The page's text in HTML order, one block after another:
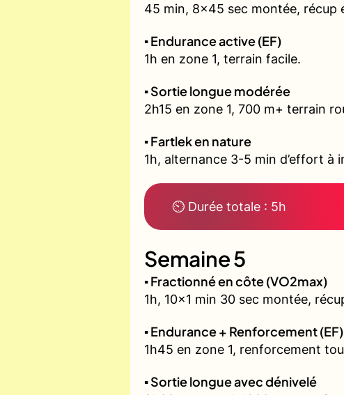
45 min, 8x45 sec montée, récup
▪️ Endurance active (EF)
1h en zone 1, terrain facile.
▪️ Sortie longue modérée
2h15 en zone 1, 700 m+ terrain
▪️ Fartlek en nature
1h, alternance 3-5 min d’effort à
⏲ Durée totale : 5h
Semaine 5
▪️ Fractionné en côte (VO2max)
1h, 10x1 min 30 sec montée,
▪️ Endurance + Renforcement (EF)
1h45 en zone 1, renforcement
▪️ Sortie longue avec dénivelé